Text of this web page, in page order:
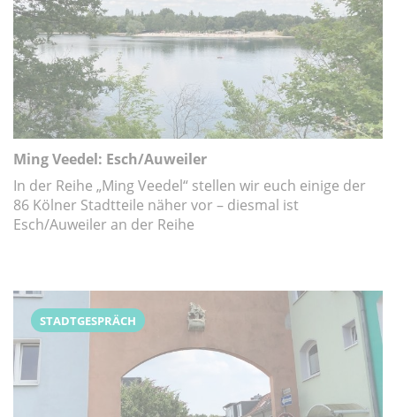
Ming Veedel: Esch/Auweiler
In der Reihe „Ming Veedel“ stellen wir euch einige der
86 Kölner Stadtteile näher vor – diesmal ist
Esch/Auweiler an der Reihe
STADTGESPRÄCH